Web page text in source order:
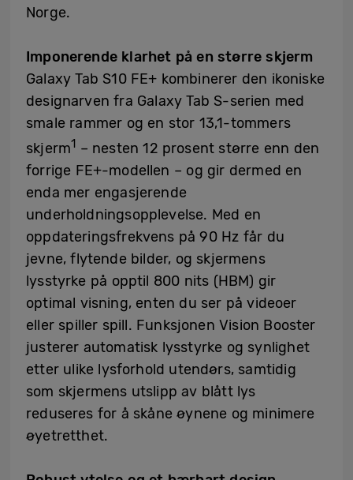
Norge.
Imponerende klarhet på en større skjerm
Galaxy Tab S10 FE+ kombinerer den ikoniske
designarven fra Galaxy Tab S-serien med
smale rammer og en stor 13,1-tommers
skjerm1 – nesten 12 prosent større enn den
forrige FE+-modellen – og gir dermed en
enda mer engasjerende
underholdningsopplevelse. Med en
oppdateringsfrekvens på 90 Hz får du
jevne, flytende bilder, og skjermens
lysstyrke på opptil 800 nits (HBM) gir
optimal visning, enten du ser på videoer
eller spiller spill. Funksjonen Vision Booster
justerer automatisk lysstyrke og synlighet
etter ulike lysforhold utendørs, samtidig
som skjermens utslipp av blått lys
reduseres for å skåne øynene og minimere
øyetretthet.